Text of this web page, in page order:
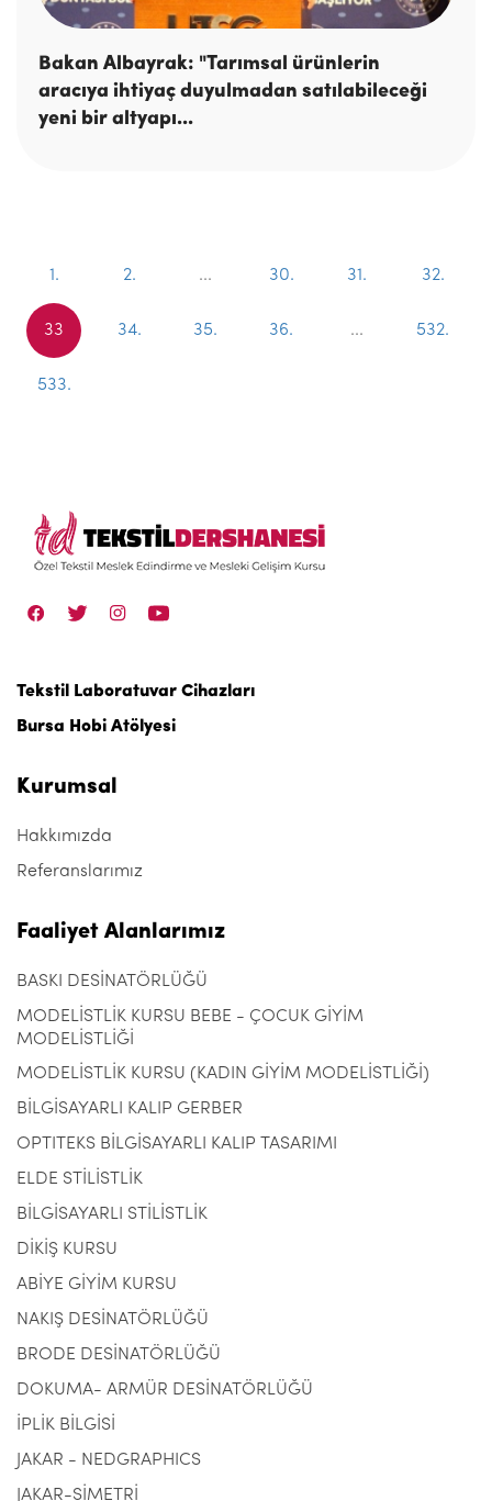
Bakan Albayrak: "Tarımsal ürünlerin
aracıya ihtiyaç duyulmadan satılabileceği
yeni bir altyapı...
1. 2. ... 30. 31. 32.
33 34. 35. 36. ... 532.
533.
Tekstil Laboratuvar Cihazları
Bursa Hobi Atölyesi
Kurumsal
Hakkımızda
Referanslarımız
Faaliyet Alanlarımız
BASKI DESİNATÖRLÜĞÜ
MODELİSTLİK KURSU BEBE - ÇOCUK GİYİM
MODELİSTLİĞİ
MODELİSTLİK KURSU (KADIN GİYİM MODELİSTLİĞİ)
BİLGİSAYARLI KALIP GERBER
OPTITEKS BİLGİSAYARLI KALIP TASARIMI
ELDE STİLİSTLİK
BİLGİSAYARLI STİLİSTLİK
DİKİŞ KURSU
ABİYE GİYİM KURSU
NAKIŞ DESİNATÖRLÜĞÜ
BRODE DESİNATÖRLÜĞÜ
DOKUMA- ARMÜR DESİNATÖRLÜĞÜ
İPLİK BİLGİSİ
JAKAR - NEDGRAPHICS
JAKAR-SİMETRİ